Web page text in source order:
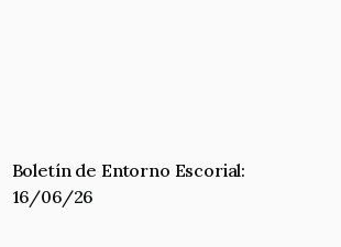
Boletín de Entorno Escorial:
16/06/26